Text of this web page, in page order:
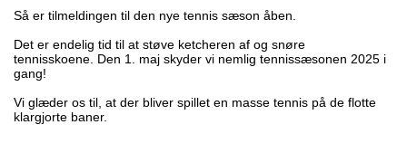
Så er tilmeldingen til den nye tennis sæson åben.
Det er endelig tid til at støve ketcheren af og snøre
tennisskoene. Den 1. maj skyder vi nemlig tennissæsonen 2025 i
gang!
Vi glæder os til, at der bliver spillet en masse tennis på de flotte
klargjorte baner.